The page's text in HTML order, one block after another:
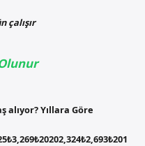
çalışır
Yıllara Göre